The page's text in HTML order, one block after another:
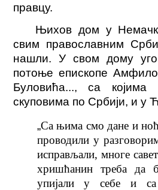
правцу.
Њихов дом у
свим православним
нашли. У свом дому
потоње епископе
Буловића..., са
скуповима по Србији, и у
„Са њима смо дане и
проводили у
исправљали, многе
хришћанин треба да
упијали у себе и